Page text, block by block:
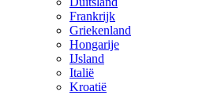
Frankrijk
Griekenland
Hongarije
IJsland
Italië
Kroatië